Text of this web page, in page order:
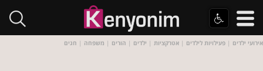
אירועי ילדים | פעילויות לילדים | אטרקציות | ילדים | הורים | משפחה | חגים